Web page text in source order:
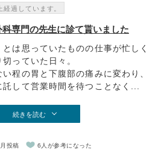
過しています。
専門の先生に診て貰いました
は思っていたものの仕事が忙しく
っていた日々。
程の胃と下腹部の痛みに変わり、
して営業時間を待つことなく...
続きを読む
投稿 6人が参考になった